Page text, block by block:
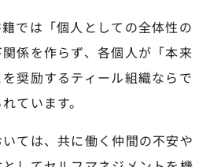
では「個人としての全体性の
係を作らず、各個人が「本来
奨励するティール組織ならで
ています。
ては、共に働く仲間の不安や